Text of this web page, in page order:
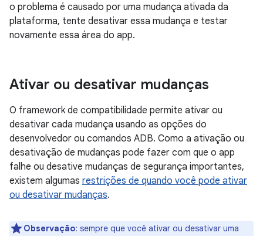
o problema é causado por uma mudança ativada da
plataforma, tente desativar essa mudança e testar
novamente essa área do app.
Ativar ou desativar mudanças
O framework de compatibilidade permite ativar ou
desativar cada mudança usando as opções do
desenvolvedor ou comandos ADB. Como a ativação ou
desativação de mudanças pode fazer com que o app
falhe ou desative mudanças de segurança importantes,
existem algumas restrições de quando você pode ativar
ou desativar mudanças.
Observação: sempre que você ativar ou desativar uma